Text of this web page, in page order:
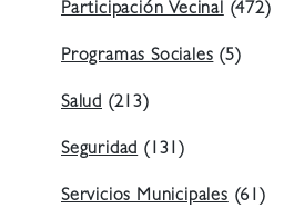
Participación Vecinal(472)
Programas Sociales(5)
Salud (213)
Seguridad(131)
Servicios Municipales(61)